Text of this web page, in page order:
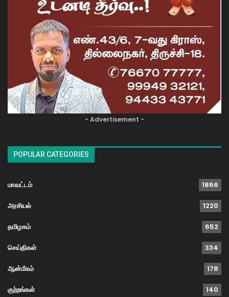
- Advertisement -
POPULAR CATEGORIES
மாவட்டம் 1866
அரசியல் 1220
தமிழகம் 652
செய்திகள் 334
ஆன்மீகம் 178
குற்றங்கள் 140